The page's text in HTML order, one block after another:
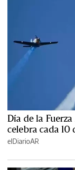
Día de la
celebra cada 10
elDiarioAR